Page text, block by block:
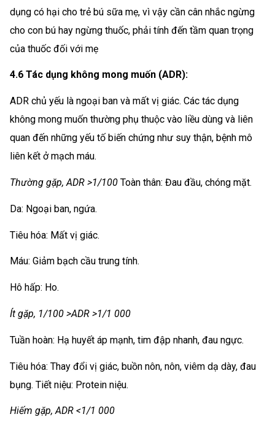
dụng có hại cho trẻ bú sữa mẹ, vì vậy cần cân nhắc ngừng
cho con bú hay ngừng thuốc, phải tính đến tầm quan trọng
của thuốc đối với mẹ
4.6 Tác dụng không mong muốn (ADR):
ADR chủ yếu là ngoại ban và mất vị giác. Các tác dụng
không mong muốn thường phụ thuộc vào liều dùng và liên
quan đến những yếu tố biến chứng như suy thận, bệnh mô
liên kết ở mạch máu.
Thường gặp, ADR >1/100 Toàn thân: Đau đầu, chóng mặt.
Da: Ngoại ban, ngứa.
Tiêu hóa: Mất vị giác.
Máu: Giảm bạch cầu trung tính.
Hô hấp: Ho.
Ít gặp, 1/100 >ADR >1/1 000
Tuần hoàn: Hạ huyết áp mạnh, tim đập nhanh, đau ngực.
Tiêu hóa: Thay đổi vị giác, buồn nôn, nôn, viêm dạ dày, đau
bụng. Tiết niệu: Protein niệu.
Hiếm gặp, ADR <1/1 000